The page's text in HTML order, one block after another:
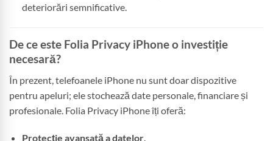
deteriorări semnificative.
De ce este Folia Privacy iPhone o investiție
necesară?
În prezent, telefoanele iPhone nu sunt doar dispozitive
pentru apeluri; ele stochează date personale, financiare și
profesionale. Folia Privacy iPhone îți oferă:
Protecție avansată a datelor.